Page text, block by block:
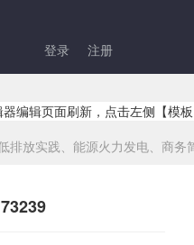
登录 注册
编辑页面刷新，点击左侧【模
排放实践、能源火力发电、商务